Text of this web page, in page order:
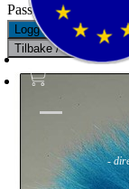
Fluefiske
-
Passord:
Logg inn Glemt
Tilbake / Lukk